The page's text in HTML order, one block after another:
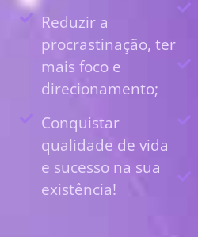
Reduzir a
procrastinação, ter
mais foco e
direcionamento;
Conquistar
qualidade de vida
e sucesso na sua
existência!